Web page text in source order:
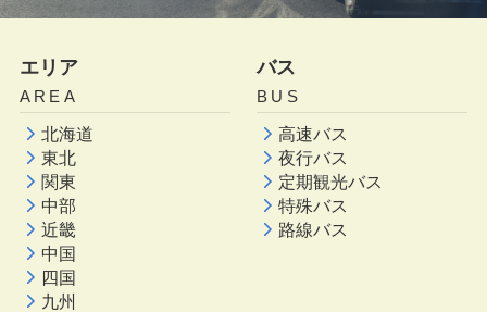
エリア
AREA
北海道
東北
関東
中部
近畿
中国
四国
九州
バス
BUS
高速バス
夜行バス
定期観光バス
特殊バス
路線バス